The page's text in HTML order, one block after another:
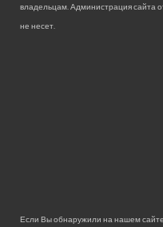
владельцам. Администрация сайта
не несет.
Если Вы обнаружили на нашем